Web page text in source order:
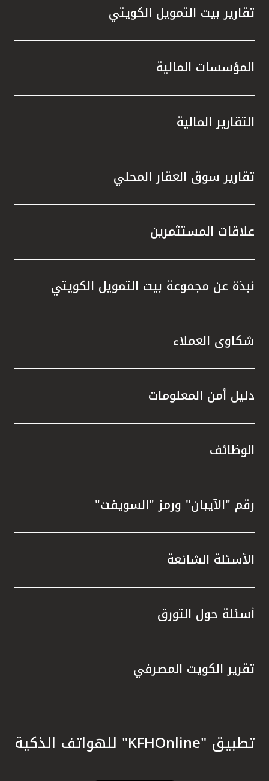
تقارير بيت التمويل الكويتي
المؤسسات المالية
التقارير المالية
تقارير سوق العقار المحلي
علاقات المستثمرين
نبذة عن مجموعة بيت التمويل الكويتي
شكاوى العملاء
دليل أمن المعلومات
الوظائف
رقم "الآيبان" ورمز "السويفت"
الأسئلة الشائعة
أسئلة حول التورق
تقرير الكويت المصرفي
تطبيق "KFHOnline" للهواتف الذكية